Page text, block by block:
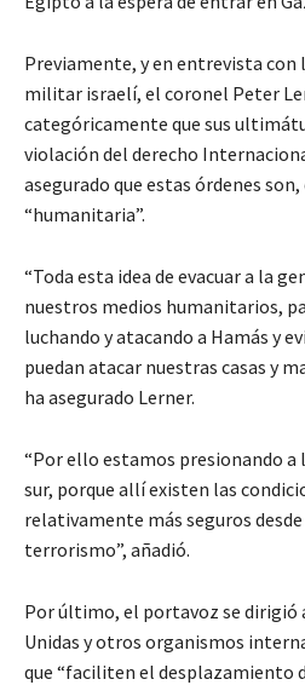
Previamente, y en entrevista con
militar israelí, el coronel Peter
categóricamente que sus
violación del derecho
asegurado que estas órdenes
“humanitaria”.
“Toda esta idea de evacuar a la
nuestros medios humanitarios,
luchando y atacando a Hamás y
puedan atacar nuestras casas y
ha asegurado Lerner.
“Por ello estamos presionando a
sur, porque allí existen las
relativamente más seguros
terrorismo”, añadió.
Por último, el portavoz se dirigió
Unidas y otros organismos
que “faciliten el desplazamiento